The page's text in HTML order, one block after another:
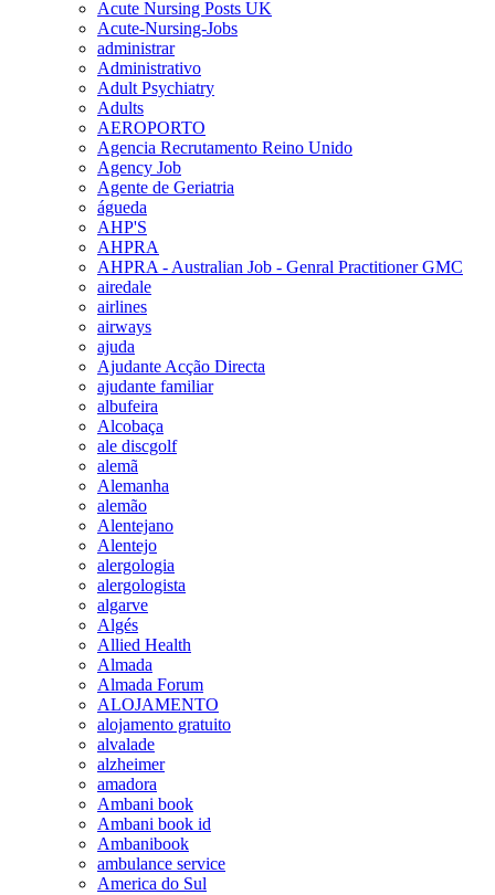
Acute Nursing Posts UK
Acute-Nursing-Jobs
administrar
Administrativo
Adult Psychiatry
Adults
AEROPORTO
Agencia Recrutamento Reino Unido
Agency Job
Agente de Geriatria
águeda
AHP'S
AHPRA
AHPRA - Australian Job - Genral Practitioner GMC
airedale
airlines
airways
ajuda
Ajudante Acção Directa
ajudante familiar
albufeira
Alcobaça
ale discgolf
alemã
Alemanha
alemão
Alentejano
Alentejo
alergologia
alergologista
algarve
Algés
Allied Health
Almada
Almada Forum
ALOJAMENTO
alojamento gratuito
alvalade
alzheimer
amadora
Ambani book
Ambani book id
Ambanibook
ambulance service
America do Sul